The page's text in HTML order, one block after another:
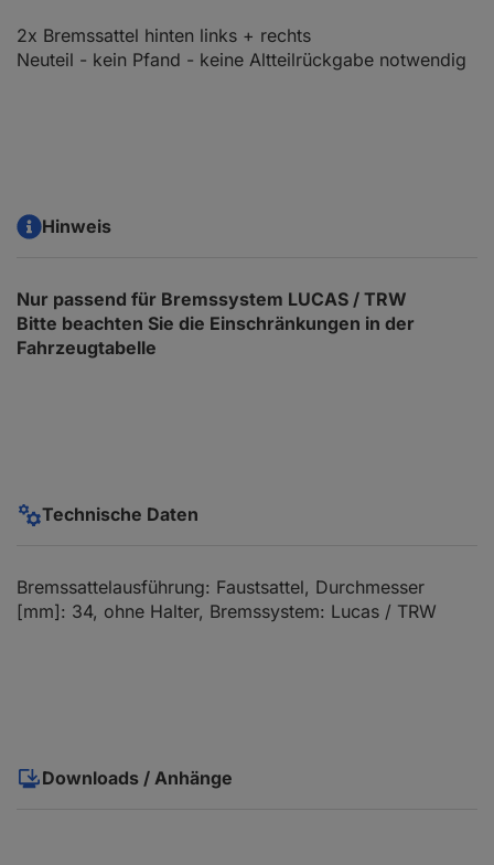
2x Bremssattel hinten links + rechts
Neuteil - kein Pfand - keine Altteilrückgabe notwendig
Hinweis
Nur passend für Bremssystem LUCAS / TRW
Bitte beachten Sie die Einschränkungen in der
Fahrzeugtabelle
Technische Daten
Bremssattelausführung: Faustsattel, Durchmesser
[mm]: 34, ohne Halter, Bremssystem: Lucas / TRW
Downloads / Anhänge